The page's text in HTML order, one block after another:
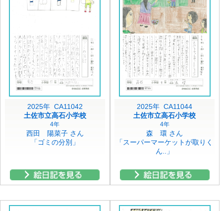
2025年 CA11042
土佐市立高石小学校
4年
西田 陽菜子 さん
「ゴミの分別」
2025年 CA11044
土佐市立高石小学校
4年
森 環 さん
「スーパーマーケットが取りく
ん..」